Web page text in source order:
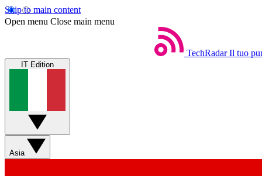
Skip to main content
Open menu Close main menu
TechRadar Il tuo
IT Edition
Asia